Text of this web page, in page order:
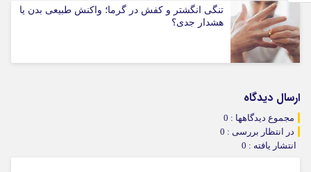
تنگی انگشتر و کفش در گرما؛ واکنش طبیعی بدن یا
هشدار جدی؟
ارسال دیدگاه
مجموع دیدگاهها : 0
در انتظار بررسی : 0
انتشار یافته : 0